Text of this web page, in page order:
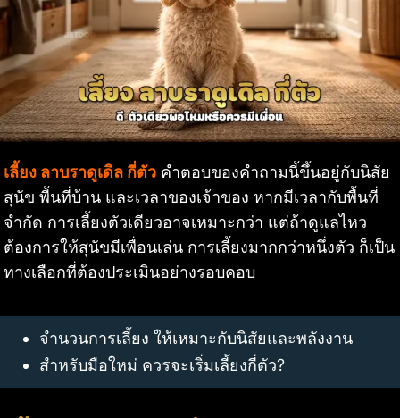
เลี้ยง ลาบราดูเดิล กี่ตัว คำตอบของคำถามนี้ขึ้นอยู่กับนิสัย
สุนัข พื้นที่บ้าน และเวลาของเจ้าของ หากมีเวลากับพื้นที่
จำกัด การเลี้ยงตัวเดียวอาจเหมาะกว่า แต่ถ้าดูแลไหว
ต้องการให้สุนัขมีเพื่อนเล่น การเลี้ยงมากกว่าหนึ่งตัว ก็เป็น
ทางเลือกที่ต้องประเมินอย่างรอบคอบ
จำนวนการเลี้ยง ให้เหมาะกับนิสัยและพลังงาน
สำหรับมือใหม่ ควรจะเริ่มเลี้ยงกี่ตัว?